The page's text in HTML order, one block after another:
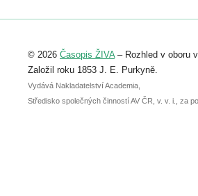
Registrovat se můžete do 6. září.
abstraktu přihlášené přednášky nebo
posteru je už 30. června.
© 2026 Časopis ŽIVA– Rozhled v oboru
Založil roku 1853 J. E. Purkyně.
Vydává Nakladatelství Academia,
Středisko společných činností AV ČR, v. v. i., za